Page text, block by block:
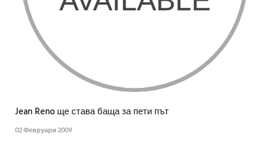
Jean Reno ще става баща за пети път
02 Февруари 2009